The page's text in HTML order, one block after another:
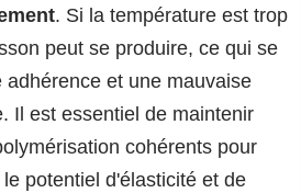
. Si la température est trop
peut se produire, ce qui se
et une mauvaise
Il est essentiel de maintenir
cohérents pour
potentiel d'élasticité et de